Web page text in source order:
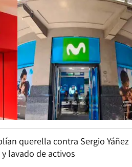
querella contra Sergio Yáñez
lavado de activos